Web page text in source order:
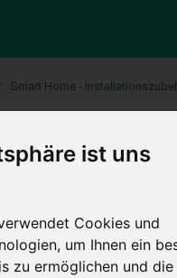
ist uns
Cookies und
um Ihnen ein
zu ermöglichen und die
Smart Home -